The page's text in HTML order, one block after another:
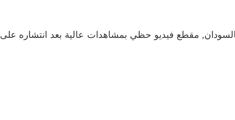
مقطع فيديو حظي بمشاهدات عالية بعد انتشاره على